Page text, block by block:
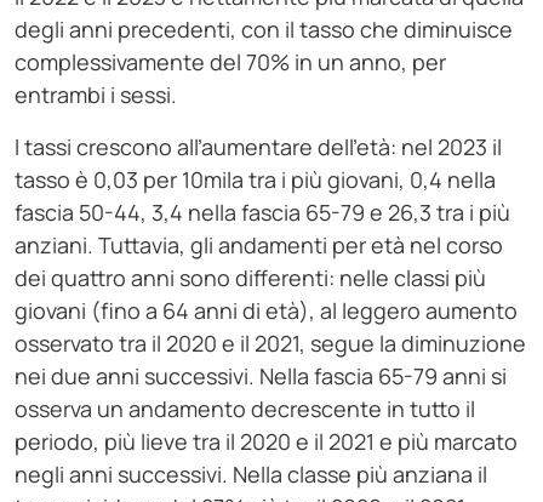
degli anni precedenti, con il tasso che diminuisce
complessivamente del 70% in un anno, per
entrambi i sessi.
I tassi crescono all’aumentare dell’età: nel 2023 il
tasso è 0,03 per 10mila tra i più giovani, 0,4 nella
fascia 50-44, 3,4 nella fascia 65-79 e 26,3 tra i più
anziani. Tuttavia, gli andamenti per età nel corso
dei quattro anni sono differenti: nelle classi più
giovani (fino a 64 anni di età), al leggero aumento
osservato tra il 2020 e il 2021, segue la diminuzione
nei due anni successivi. Nella fascia 65-79 anni si
osserva un andamento decrescente in tutto il
periodo, più lieve tra il 2020 e il 2021 e più marcato
negli anni successivi. Nella classe più anziana il